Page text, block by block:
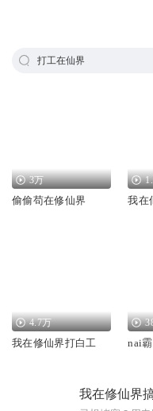
打工在仙界
3万
偷偷苟在修仙界 我在
4.7万
我在修仙界打白工 nai
我在修仙界